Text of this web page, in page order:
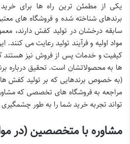
یکی از مطمئن ترین راه ها برای
برندهای شناخته شده و فروشگاه های
سابقه درخشان در تولید کفش دارند،
مواد اولیه و فرآیند تولید رعایت می
کیفیت و خدمات پس از فروش نیز هستند
ها به محصولاتشان است. تحقیق درباره
(به خصوص برندهایی که بر تولید کفش
مراجعه به فروشگاه های تخصصی که
تواند تجربه خرید شما را به طور
مشاوره با متخصصین (در